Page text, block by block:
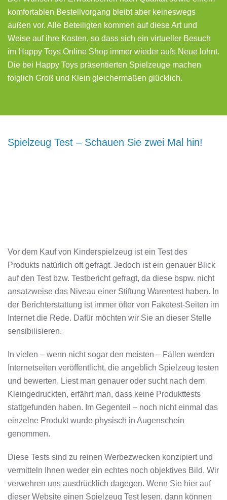
komfortablen Bestellvorgang bleibt aber keineswegs
außen vor. Alle Beteiligten kommen auf diese Art und
Weise auf ihre Kosten, so dass sich ein virtueller Besuch
im Happy Toys Online Shop immer wieder aufs Neue lohnt.
Die bei Happy Toys präsentierten Spielzeuge machen
folglich Groß und Klein gleichermaßen glücklich.
Spielzeug Test – Schauen Sie zwei Mal hin!
Vor dem Kauf von Kinderspielzeug ist ein Test des
Produkts natürlich oft gefragt. Jedoch ist ein genauer Blick
auf den Test bzw. Testbericht gefragt, da diese bspw. nicht
ansatzweise das Niveau einer Stiftung Warentest haben. In
der Berichterstattung ist immer öfter von Faketest-Seiten im
Internet die Rede. Dafür möchten wir Sie an dieser Stelle
sensibilisieren.
In vielen – wenn nicht sogar den meisten – Fällen werden
Internetseiten veröffentlicht, die angeblich Spielzeug testen
und bewerten. Liest man genauer oder sucht nach dem
Kleingedruckten, erfährt man, dass keine Produkttests
stattgefunden haben. Im Gegenteil – noch nicht einmal das
einzelne Produkt wurde physisch in Augenschein
genommen.
Diese Tests sind zu reinen Werbezwecken konzipiert und
vermitteln Ihnen weder ein echtes noch objektives Bild. Wir
verwehren uns ausdrücklich dagegen. Wenn Sie hier auf
dieser Website einen Spielzeug Test lesen, dann können